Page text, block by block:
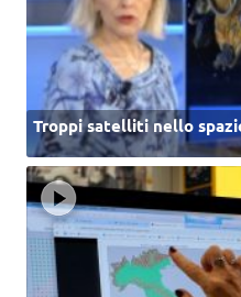
Troppi satelliti nello